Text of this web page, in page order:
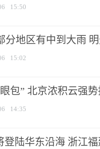
15:50
分地区有中到大雨
15:02
包” 北京浓积云强
14:35
登陆华东沿海 浙江